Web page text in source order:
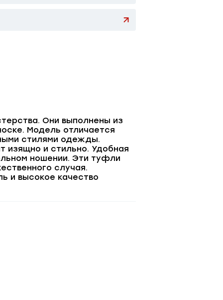
Они выполнены из
Модель отличается
стилями одежды.
изящно и стильно. Удобная
ношении. Эти туфли
случая.
и высокое качество